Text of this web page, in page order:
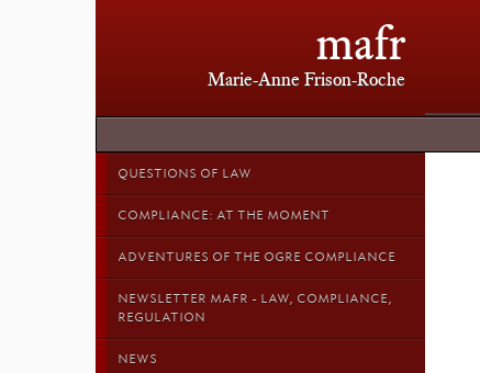
mafr
Marie-Anne Frison-Roche
QUESTIONS OF LAW
COMPLIANCE: AT THE MOMENT
ADVENTURES OF THE OGRE COMPLIANCE
NEWSLETTER MAFR - LAW, COMPLIANCE,
REGULATION
NEWS